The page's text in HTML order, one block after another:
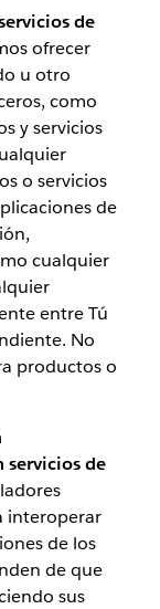
de
ofrecer
u otro
como
y servicios
o servicios
de
cualquier
entre Tú
No
productos o
servicios de
interoperar
de los
de que
sus